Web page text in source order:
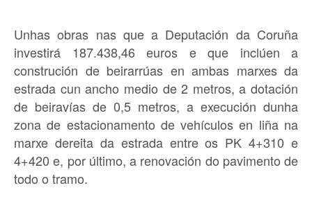
Unhas obras nas que a Deputación da Coruña
investirá 187.438,46 euros e que inclúen a
construción de beirarrúas en ambas marxes da
estrada cun ancho medio de 2 metros, a dotación
de beiravías de 0,5 metros, a execución dunha
zona de estacionamento de vehículos en liña na
marxe dereita da estrada entre os PK 4+310 e
4+420 e, por último, a renovación do pavimento de
todo o tramo.